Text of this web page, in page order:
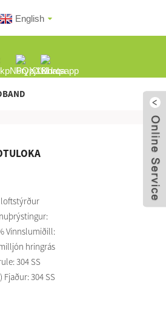
English
loftstýrður
Vinnslumiðill:
hringrás
304 SS
304 SS